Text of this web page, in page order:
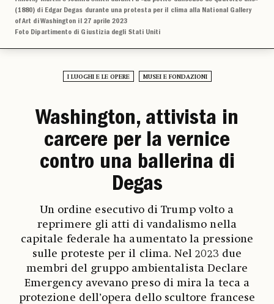
(1880) di Edgar Degas durante una protesta per il clima alla National Gallery
of Art di Washington il 27 aprile 2023
Foto Dipartimento di Giustizia degli Stati Uniti
I LUOGHI E LE OPERE MUSEI E FONDAZIONI
Washington, attivista in
carcere per la vernice
contro una ballerina di
Degas
Un ordine esecutivo di Trump volto a
reprimere gli atti di vandalismo nella
capitale federale ha aumentato la pressione
sulle proteste per il clima. Nel 2023 due
membri del gruppo ambientalista Declare
Emergency avevano preso di mira la teca a
protezione dell’opera dello scultore francese